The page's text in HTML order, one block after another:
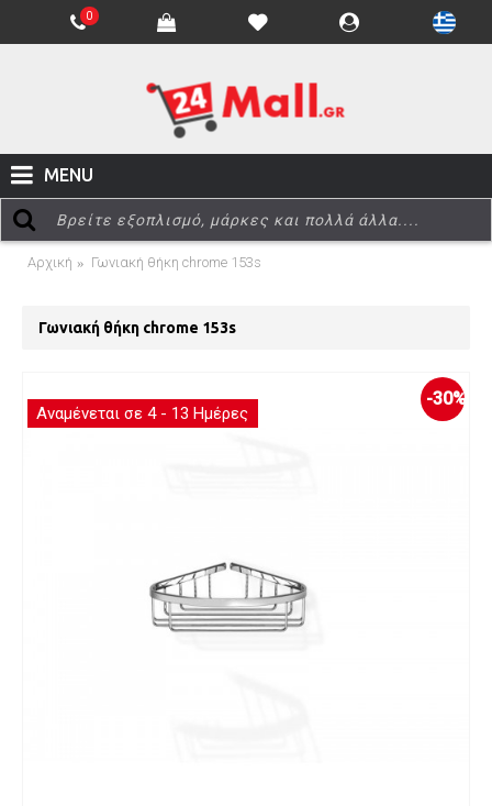
0
MENU
Αρχική Γωνιακή θήκη chrome 153s
Γωνιακή θήκη chrome 153s
-30%
Αναμένεται σε 4 - 13 Ημέρες